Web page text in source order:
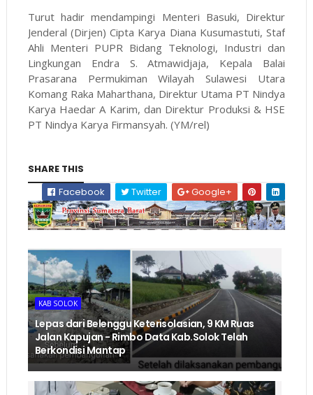
Turut hadir mendampingi Menteri Basuki, Direktur
Jenderal (Dirjen) Cipta Karya Diana Kusumastuti, Staf
Ahli Menteri PUPR Bidang Teknologi, Industri dan
Lingkungan Endra S. Atmawidjaja, Kepala Balai
Prasarana Permukiman Wilayah Sulawesi Utara
Komang Raka Maharthana, Direktur Utama PT Nindya
Karya Haedar A Karim, dan Direktur Produksi & HSE
PT Nindya Karya Firmansyah. (YM/rel)
SHARE THIS
Facebook
Twitter Google+
KAB SOLOK
Lepas dari Belenggu Keterisolasian, 9 KM Ruas
Jalan Kapujan - Rimbo Data Kab.Solok Telah
Berkondisi Mantap